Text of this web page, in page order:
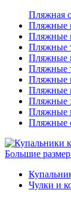
Пляжная
Пляжные
Пляжные
Пляжные
Пляжные
Пляжные
Пляжные
Пляжные
Пляжные
Пляжные
Пляжные
Большие
Чулки и